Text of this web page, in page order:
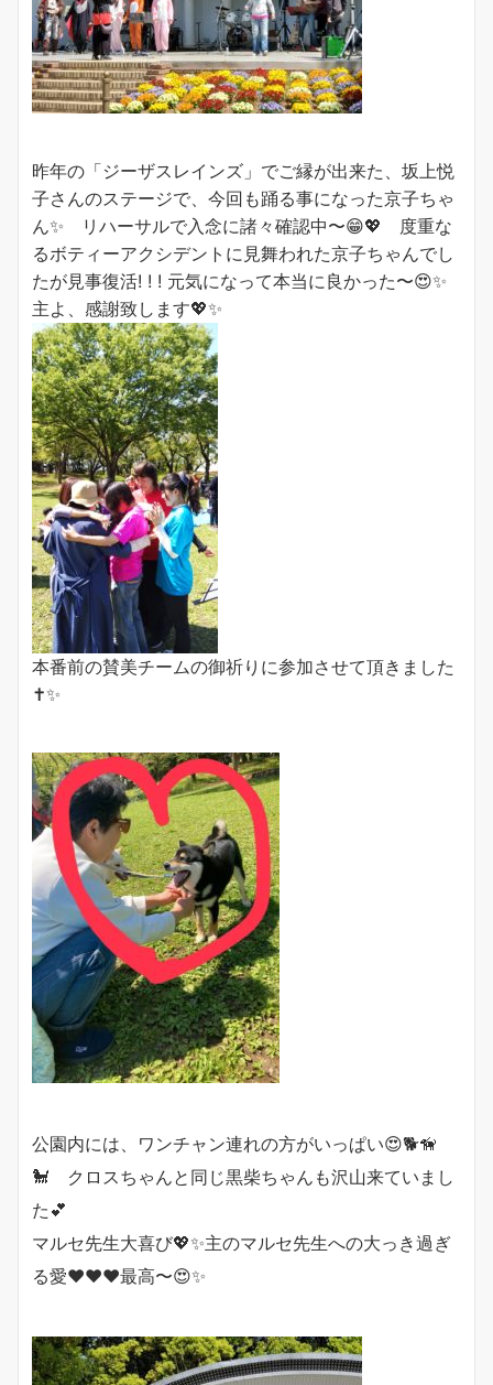
昨年の「ジーザスレインズ」でご縁が出来た、坂上悦
子さんのステージで、今回も踊る事になった京子ちゃ
ん✨ リハーサルで入念に諸々確認中〜😁💖 度重な
るボティーアクシデントに見舞われた京子ちゃんでし
たが見事復活! ! ! 元気になって本当に良かった〜😍✨
主よ、感謝致します💖✨
本番前の賛美チームの御祈りに参加させて頂きました
✝️✨
公園内には、ワンチャン連れの方がいっぱい😍🐕🦮
🐩 クロスちゃんと同じ黒柴ちゃんも沢山来ていまし
た💕
マルセ先生大喜び💖✨主のマルセ先生への大っき過ぎ
る愛❤️❤️❤️最高〜😍✨